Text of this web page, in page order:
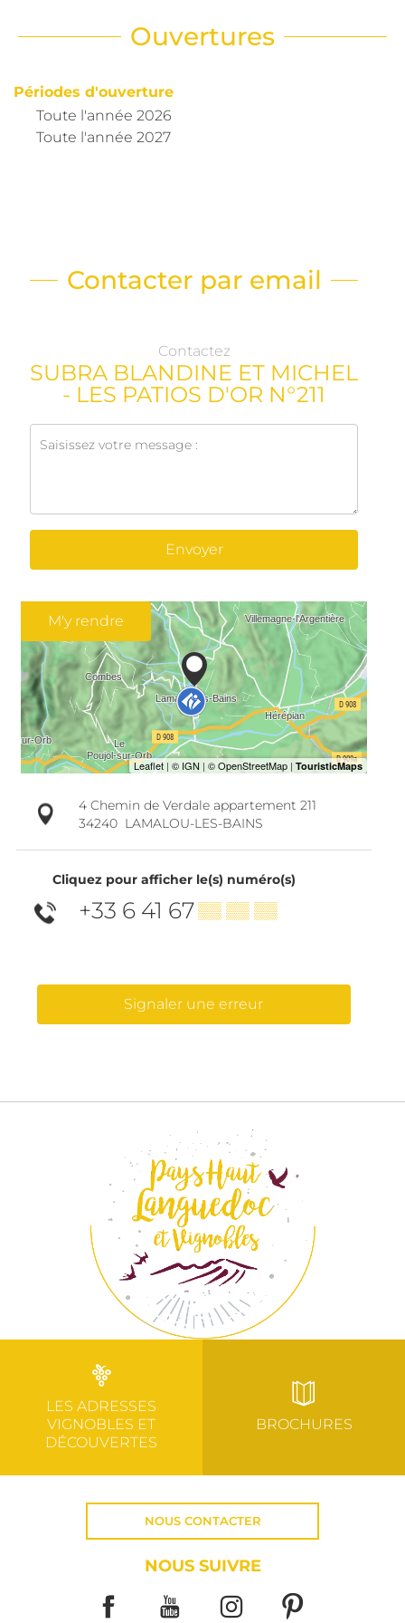
Ouvertures
Périodes d'ouverture
Toute l'année 2026
Toute l'année 2027
Contacter par email
Contactez
SUBRA BLANDINE ET MICHEL
- LES PATIOS D'OR N°211
Envoyer
M'y rendre
4 Chemin de Verdale appartement 211
34240 LAMALOU-LES-BAINS
Cliquez pour afficher le(s) numéro(s)
+33 6 41 67▒▒ ▒▒ ▒▒
Signaler une erreur
LES ADRESSES
VIGNOBLES ET
DÉCOUVERTES
BROCHURES
NOUS CONTACTER
NOUS SUIVRE